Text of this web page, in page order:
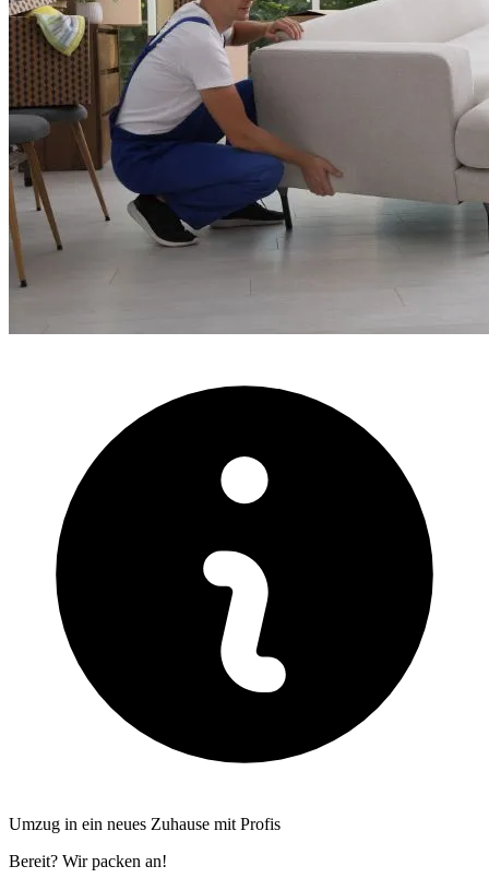
Umzug in ein neues Zuhause mit Profis
Bereit? Wir packen an!